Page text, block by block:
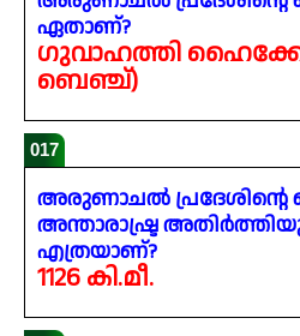
ഏതാണ്?
ഗുവാഹത്തി
ബെഞ്ച്)
017
അരുണാചൽ
അന്താരാഷ്ട്ര
എത്രയാണ്?
1126 കി.മീ.